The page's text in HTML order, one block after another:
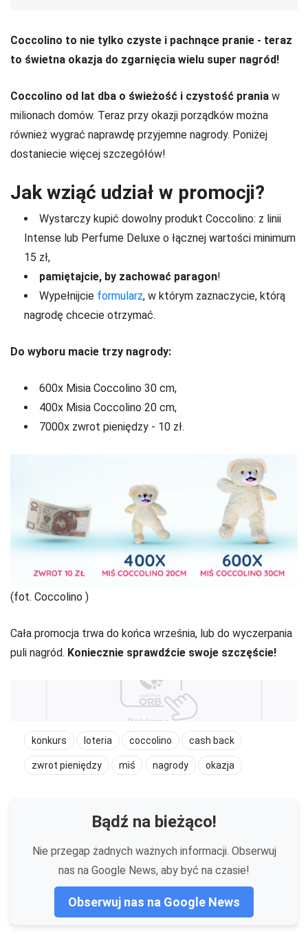
Coccolino to nie tylko czyste i pachnące pranie - teraz
to świetna okazja do zgarnięcia wielu super nagród!
Coccolino od lat dba o świeżość i czystość prania w
milionach domów. Teraz przy okazji porządków można
również wygrać naprawdę przyjemne nagrody. Poniżej
dostaniecie więcej szczegółów!
Jak wziąć udział w promocji?
Wystarczy kupić dowolny produkt Coccolino: z linii
Intense lub Perfume Deluxe o łącznej wartości minimum
15 zł,
pamiętajcie, by zachować paragon!
Wypełnijcie formularz, w którym zaznaczycie, którą
nagrodę chcecie otrzymać.
Do wyboru macie trzy nagrody:
600x Misia Coccolino 30 cm,
400x Misia Coccolino 20 cm,
7000x zwrot pieniędzy - 10 zł.
(fot. Coccolino )
Cała promocja trwa do końca września, lub do wyczerpania
puli nagród. Koniecznie sprawdźcie swoje szczęście!
konkurs loteria coccolino cash back
zwrot pieniędzy miś nagrody okazja
Bądź na bieżąco!
Nie przegap żadnych ważnych informacji. Obserwuj
nas na Google News, aby być na czasie!
Obserwuj nas na Google News